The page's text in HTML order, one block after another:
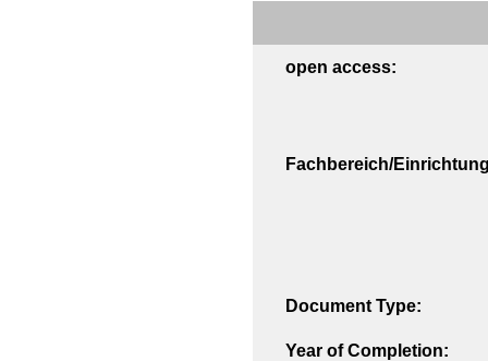
open access:
Fachbereich/
Document Type:
Year of Completion: